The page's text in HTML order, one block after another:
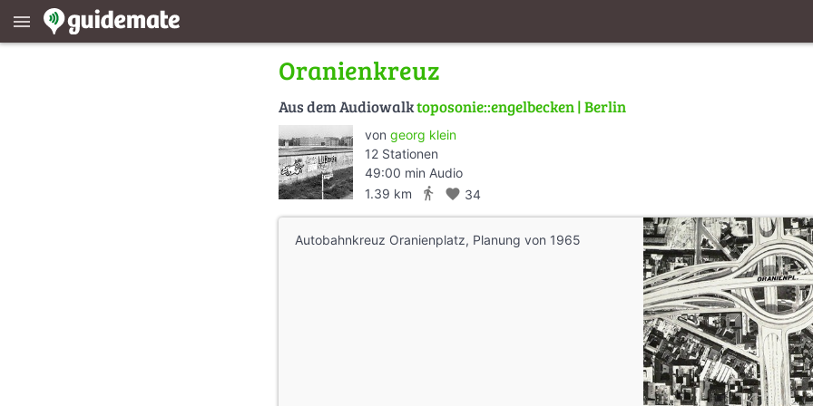
menu
Oranienkreuz
Aus dem Audiowalktoposonie::engelbecken | Berlin
von georg klein
12 Stationen
49:00 min Audio
1.39 km
directions_walk favorite 34
Autobahnkreuz Oranienplatz, Planung von 1965